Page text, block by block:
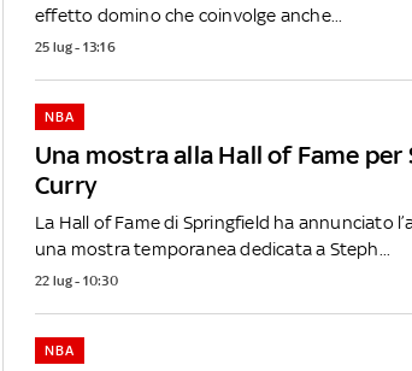
effetto domino che coinvolge anche...
25 lug - 13:16
Una mostra alla Hall of Fame per
Curry
NBA
La Hall of Fame di Springfield ha annunciato
una mostra temporanea dedicata a Steph...
22 lug - 10:30
NBA